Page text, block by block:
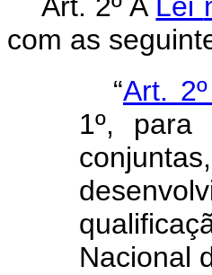
com as
“Art.
1º, para
Nacional